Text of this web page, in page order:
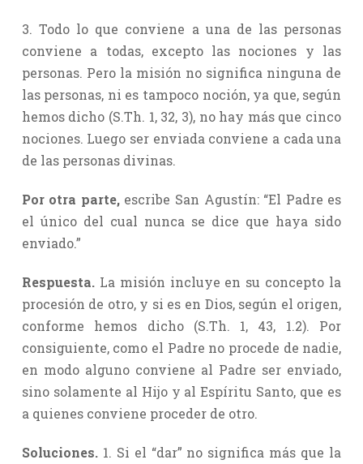
3. Todo lo que conviene a una de las personas
conviene a todas, excepto las nociones y las
personas. Pero la misión no significa ninguna de
las personas, ni es tampoco noción, ya que, según
hemos dicho (S.Th. 1, 32, 3), no hay más que cinco
nociones. Luego ser enviada conviene a cada una
de las personas divinas.
Por otra parte,escribe San Agustín: “El Padre es
el único del cual nunca se dice que haya sido
enviado.”
Respuesta.La misión incluye en su concepto la
procesión de otro, y si es en Dios, según el origen,
conforme hemos dicho (S.Th. 1, 43, 1.2). Por
consiguiente, como el Padre no procede de nadie,
en modo alguno conviene al Padre ser enviado,
sino solamente al Hijo y al Espíritu Santo, que es
a quienes conviene proceder de otro.
Soluciones.1. Si el “dar” no significa más que la